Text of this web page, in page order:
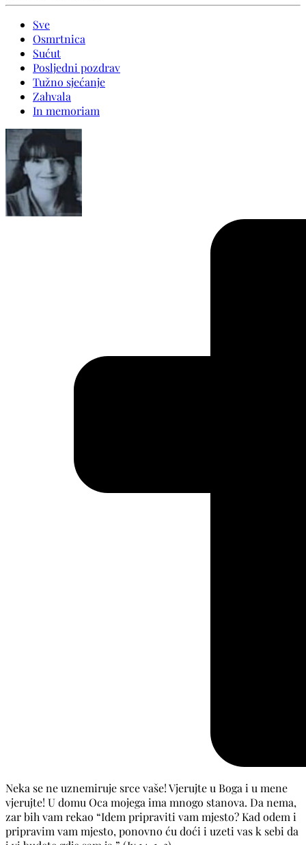
Sve
Osmrtnica
Sućut
Posljedni pozdrav
Tužno sjećanje
Zahvala
In memoriam
Neka se ne uznemiruje srce vaše! Vjerujte u Boga i u mene
vjerujte! U domu Oca mojega ima mnogo stanova. Da nema,
zar bih vam rekao “Idem pripraviti vam mjesto? Kad odem i
pripravim vam mjesto, ponovno ću doći i uzeti vas k sebi da